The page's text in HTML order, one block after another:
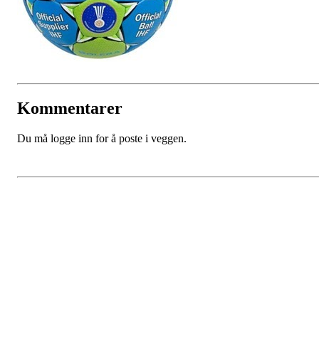
Kommentarer
Du må logge inn for å poste i veggen.